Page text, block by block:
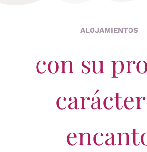
ALOJAMIENTOS
con su